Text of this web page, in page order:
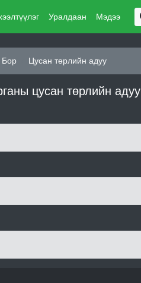
Уралдаан Мэдээ
Бор Цусан төрлийн адуу
цусан төрлийн адуу